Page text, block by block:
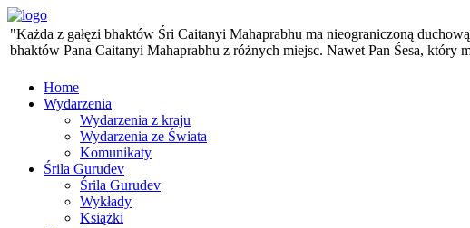
"Każda z gałęzi bhaktów Śri Caitanyi Mahaprabhu ma nieograniczoną
bhaktów Pana Caitanyi Mahaprabhu z różnych miejsc. Nawet Pan Śesa,
Home
Wydarzenia
Wydarzenia z kraju
Wydarzenia ze Świata
Komunikaty
Śrila Gurudev
Śrila Gurudev
Wykłady
Książki